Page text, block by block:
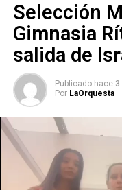
Selección
Gimnasia
salida de
Publicado hace 3
Por LaOrquesta